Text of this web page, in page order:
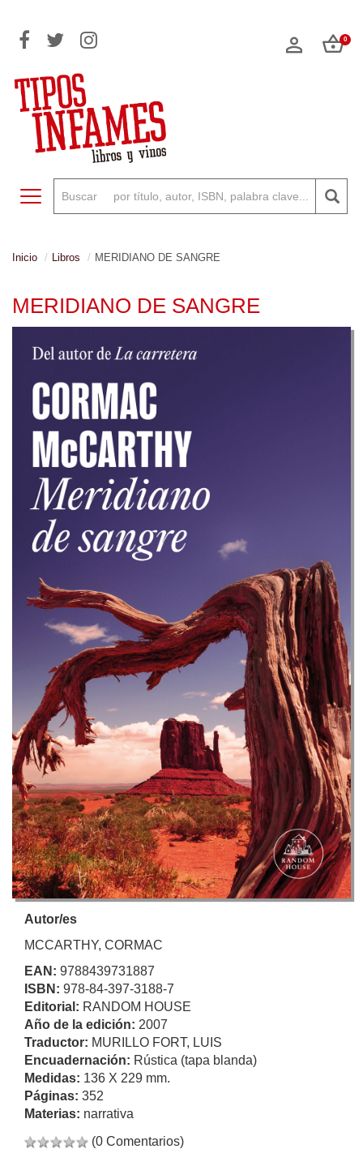
0
Toggle navigation
Inicio Libros MERIDIANO DE SANGRE
MERIDIANO DE SANGRE
Autor/es
MCCARTHY, CORMAC
EAN: 9788439731887
ISBN: 978-84-397-3188-7
Editorial: RANDOM HOUSE
Año de la edición: 2007
Traductor: MURILLO FORT, LUIS
Encuadernación: Rústica (tapa blanda)
Medidas: 136 X 229 mm.
Páginas: 352
Materias: narrativa
(0 Comentarios)